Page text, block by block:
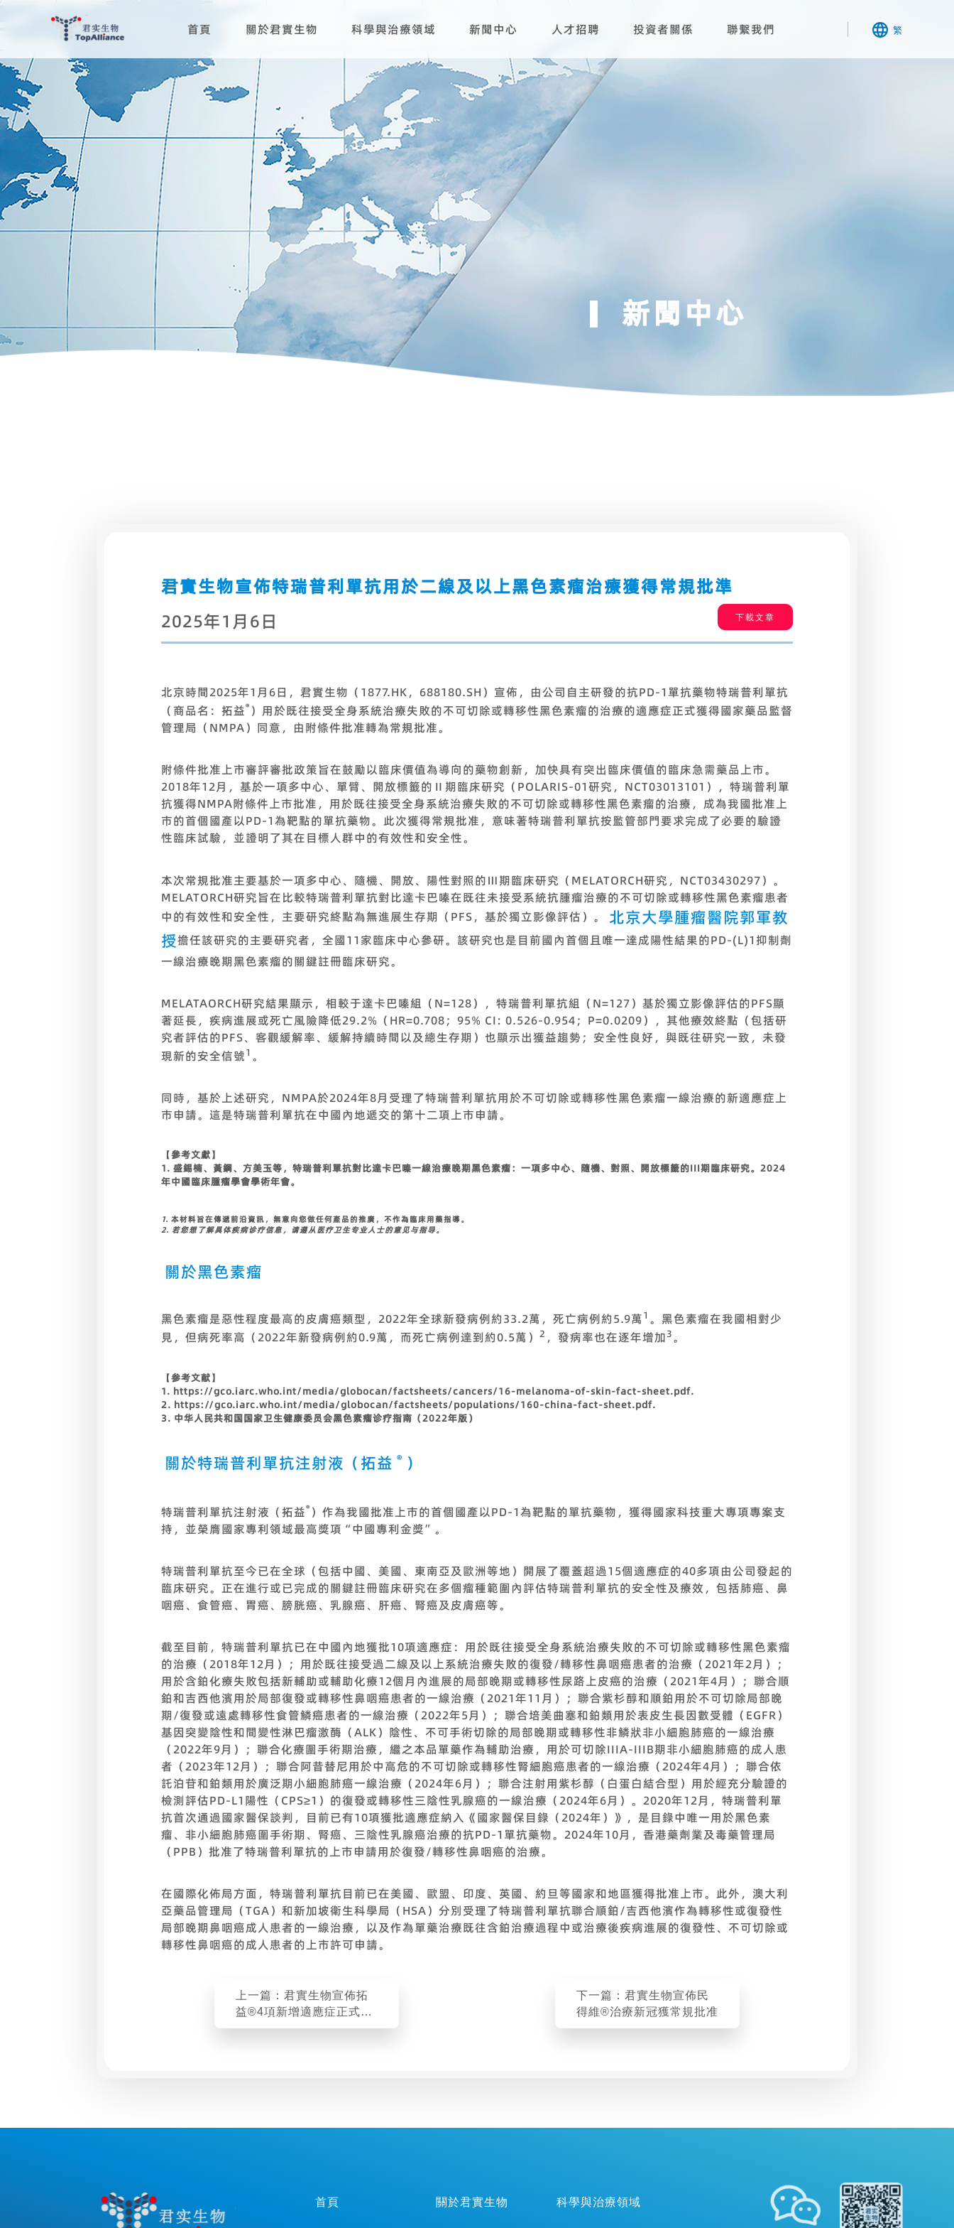
首頁 關於君實生物 科學與治療領域 新聞中心 人才招聘 投資者關係 聯繫我們 繁
科學與治療領域
研發平臺
生產基地
產品管線
新聞中心
君實生物宣佈特瑞普利單抗用於二線及以上黑色素瘤治療獲得常規批準
2025年1月6日
下載文章
北京時間2025年1月6日，君實生物（1877.HK，688180.SH）宣佈，由公司自主研發的抗PD-1單抗藥物特瑞普利單抗
（商品名：拓益® ）用於既往接受全身系統治療失敗的不可切除或轉移性黑色素瘤的治療的適應症正式獲得國家藥品監督
管理局（NMPA）同意，由附條件批准轉為常規批准。
附條件批准上市審評審批政策旨在鼓勵以臨床價值為導向的藥物創新，加快具有突出臨床價值的臨床急需藥品上市。
2018年12月，基於一項多中心、單臂、開放標籤的Ⅱ期臨床研究（POLARIS-01研究，NCT03013101），特瑞普利單
抗獲得NMPA附條件上市批准，用於既往接受全身系統治療失敗的不可切除或轉移性黑色素瘤的治療，成為我國批准上
市的首個國產以PD-1為靶點的單抗藥物。此次獲得常規批准，意味著特瑞普利單抗按監管部門要求完成了必要的驗證
性臨床試驗，並證明了其在目標人群中的有效性和安全性。
本次常規批准主要基於一項多中心、隨機、開放、陽性對照的Ⅲ期臨床研究（MELATORCH研究，NCT03430297）。
MELATORCH研究旨在比較特瑞普利單抗對比達卡巴嗪在既往未接受系統抗腫瘤治療的不可切除或轉移性黑色素瘤患者
中的有效性和安全性，主要研究終點為無進展生存期（PFS，基於獨立影像評估）。
北京大學腫瘤醫院郭軍教
授擔任該研究的主要研究者，全國11家臨床中心參研。該研究也是目前國內首個且唯一達成陽性結果的PD-(L)1抑制劑
一線治療晚期黑色素瘤的關鍵註冊臨床研究。
MELATAORCH研究結果顯示，相較于達卡巴嗪組（N=128），特瑞普利單抗組（N=127）基於獨立影像評估的PFS顯
著延長，疾病進展或死亡風險降低29.2%（HR=0.708；95% CI: 0.526-0.954；P=0.0209），其他療效終點（包括研
究者評估的PFS、客觀緩解率、緩解持續時間以及總生存期）也顯示出獲益趨勢；安全性良好，與既往研究一致，未發
現新的安全信號1 。
同時，基於上述研究，NMPA於2024年8月受理了特瑞普利單抗用於不可切除或轉移性黑色素瘤一線治療的新適應症上
市申請。這是特瑞普利單抗在中國內地遞交的第十二項上市申請。
【參考文獻】
1. 盛錫楠、黃鋼、方美玉等，特瑞普利單抗對比達卡巴嗪一線治療晚期黑色素瘤：一項多中心、隨機、對照、開放標籤的III期臨床研究。2024
年中國臨床腫瘤學會學術年會。
1. 本材料旨在傳遞前沿資訊，無意向您做任何產品的推廣，不作為臨床用藥指導。
2. 若您想了解具体疾病诊疗信息，请遵从医疗卫生专业人士的意见与指导。
關於黑色素瘤
黑色素瘤是惡性程度最高的皮膚癌類型，2022年全球新發病例約33.2萬，死亡病例約5.9萬1 。黑色素瘤在我國相對少
見，但病死率高（2022年新發病例約0.9萬，而死亡病例達到約0.5萬） 2 ，發病率也在逐年增加3。
【参考文献】
1. https://gco.iarc.who.int/media/globocan/factsheets/cancers/16-melanoma-of-skin-fact-sheet.pdf.
2. https://gco.iarc.who.int/media/globocan/factsheets/populations/160-china-fact-sheet.pdf.
3. 中华人民共和国国家卫生健康委员会黑色素瘤诊疗指南（2022年版）
關於特瑞普利單抗注射液（拓益 ® ）
特瑞普利單抗注射液（拓益® ）作為我國批准上市的首個國產以PD-1為靶點的單抗藥物，獲得國家科技重大專項專案支
持，並榮膺國家專利領域最高獎項“中國專利金獎”。
特瑞普利單抗至今已在全球（包括中國、美國、東南亞及歐洲等地）開展了覆蓋超過15個適應症的40多項由公司發起的
臨床研究。正在進行或已完成的關鍵註冊臨床研究在多個瘤種範圍內評估特瑞普利單抗的安全性及療效，包括肺癌、鼻
咽癌、食管癌、胃癌、膀胱癌、乳腺癌、肝癌、腎癌及皮膚癌等。
截至目前，特瑞普利單抗已在中國內地獲批10項適應症：用於既往接受全身系統治療失敗的不可切除或轉移性黑色素瘤
的治療（2018年12月）；用於既往接受過二線及以上系統治療失敗的復發/轉移性鼻咽癌患者的治療（2021年2月）；
用於含鉑化療失敗包括新輔助或輔助化療12個月內進展的局部晚期或轉移性尿路上皮癌的治療（2021年4月）；聯合順
鉑和吉西他濱用於局部復發或轉移性鼻咽癌患者的一線治療（2021年11月）；聯合紫杉醇和順鉑用於不可切除局部晚
期/復發或遠處轉移性食管鱗癌患者的一線治療（2022年5月）；聯合培美曲塞和鉑類用於表皮生長因數受體（EGFR）
基因突變陰性和間變性淋巴瘤激酶（ALK）陰性、不可手術切除的局部晚期或轉移性非鱗狀非小細胞肺癌的一線治療
（2022年9月）；聯合化療圍手術期治療，繼之本品單藥作為輔助治療，用於可切除IIIA-IIIB期非小細胞肺癌的成人患
者（2023年12月）；聯合阿昔替尼用於中高危的不可切除或轉移性腎細胞癌患者的一線治療（2024年4月）；聯合依
託泊苷和鉑類用於廣泛期小細胞肺癌一線治療（2024年6月）；聯合注射用紫杉醇（白蛋白結合型）用於經充分驗證的
檢測評估PD-L1陽性（CPS≥1）的復發或轉移性三陰性乳腺癌的一線治療（2024年6月）。2020年12月，特瑞普利單
抗首次通過國家醫保談判，目前已有10項獲批適應症納入《國家醫保目錄（2024年）》，是目錄中唯一用於黑色素
瘤、非小細胞肺癌圍手術期、腎癌、三陰性乳腺癌治療的抗PD-1單抗藥物。2024年10月，香港藥劑業及毒藥管理局
（PPB）批准了特瑞普利單抗的上市申請用於復發/轉移性鼻咽癌的治療。
在國際化佈局方面，特瑞普利單抗目前已在美國、歐盟、印度、英國、約旦等國家和地區獲得批准上市。此外，澳大利
亞藥品管理局（TGA）和新加坡衛生科學局（HSA）分別受理了特瑞普利單抗聯合順鉑/吉西他濱作為轉移性或復發性
局部晚期鼻咽癌成人患者的一線治療，以及作為單藥治療既往含鉑治療過程中或治療後疾病進展的復發性、不可切除或
轉移性鼻咽癌的成人患者的上市許可申請。
上一篇：君實生物宣佈拓
益®4項新增適應症正式納
入新版國家醫保目錄
下一篇：君實生物宣佈民
得維®治療新冠獲常規批准
首頁 關於君實生物 科學與治療領域